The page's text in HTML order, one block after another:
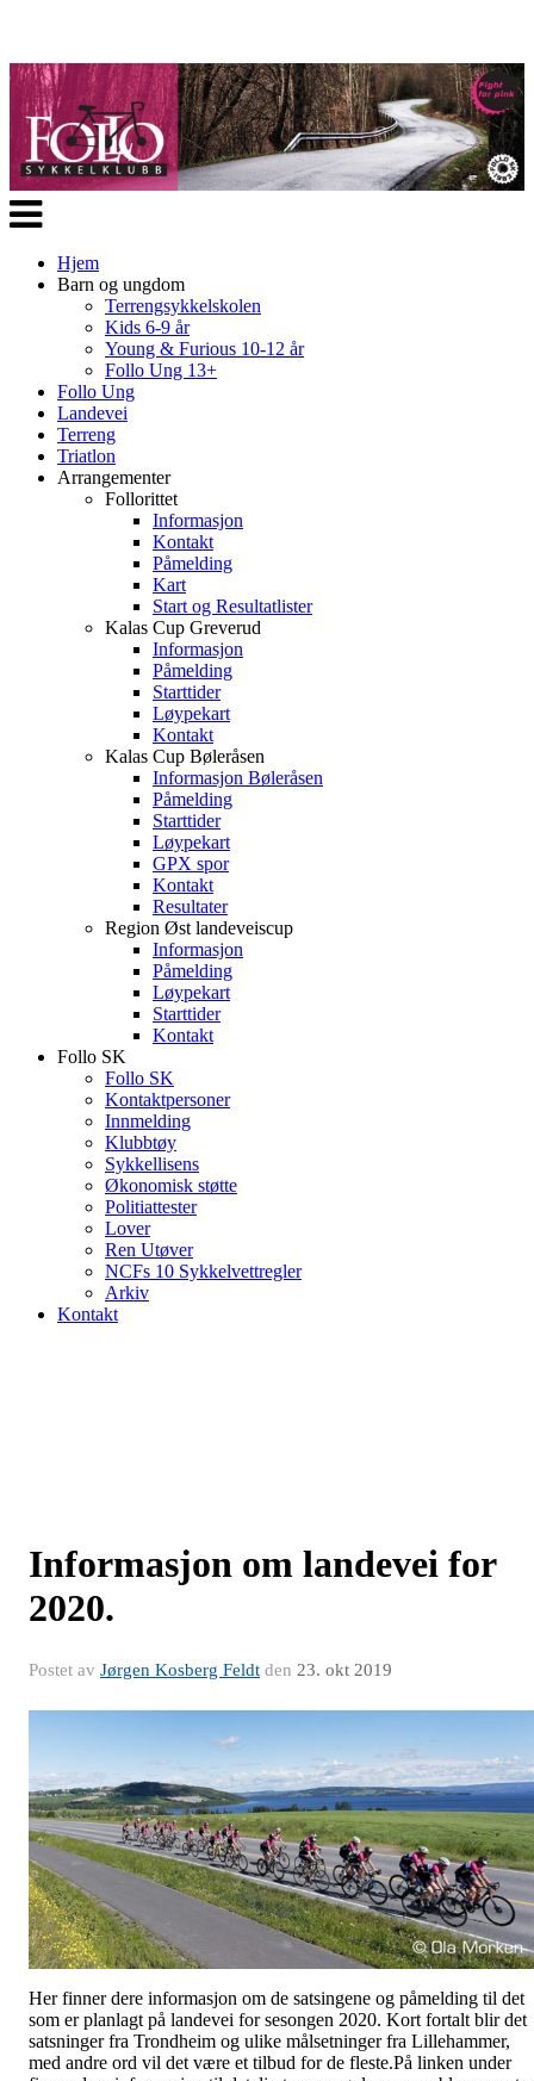
Veksle
navigasjon
Hjem
Barn og ungdom
Terrengsykkelskolen
Kids 6-9 år
Young & Furious 10-12 år
Follo Ung 13+
Follo Ung
Landevei
Terreng
Triatlon
Arrangementer
Follorittet
Informasjon
Kontakt
Påmelding
Kart
Start og Resultatlister
Kalas Cup Greverud
Informasjon
Påmelding
Starttider
Løypekart
Kontakt
Kalas Cup Bøleråsen
Informasjon Bøleråsen
Påmelding
Starttider
Løypekart
GPX spor
Kontakt
Resultater
Region Øst landeveiscup
Informasjon
Påmelding
Løypekart
Starttider
Kontakt
Follo SK
Follo SK
Kontaktpersoner
Innmelding
Klubbtøy
Sykkellisens
Økonomisk støtte
Politiattester
Lover
Ren Utøver
NCFs 10 Sykkelvettregler
Arkiv
Kontakt
Informasjon om landevei for
2020.
Postet av Jørgen Kosberg Feldt den 23. okt 2019
Her finner dere informasjon om de satsingene og påmelding til det
som er planlagt på landevei for sesongen 2020. Kort fortalt blir det
satsninger fra Trondheim og ulike målsetninger fra Lillehammer,
med andre ord vil det være et tilbud for de fleste.På linken under